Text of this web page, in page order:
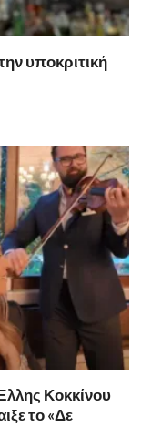
υποκριτική
Κοκκίνου
το «Δε